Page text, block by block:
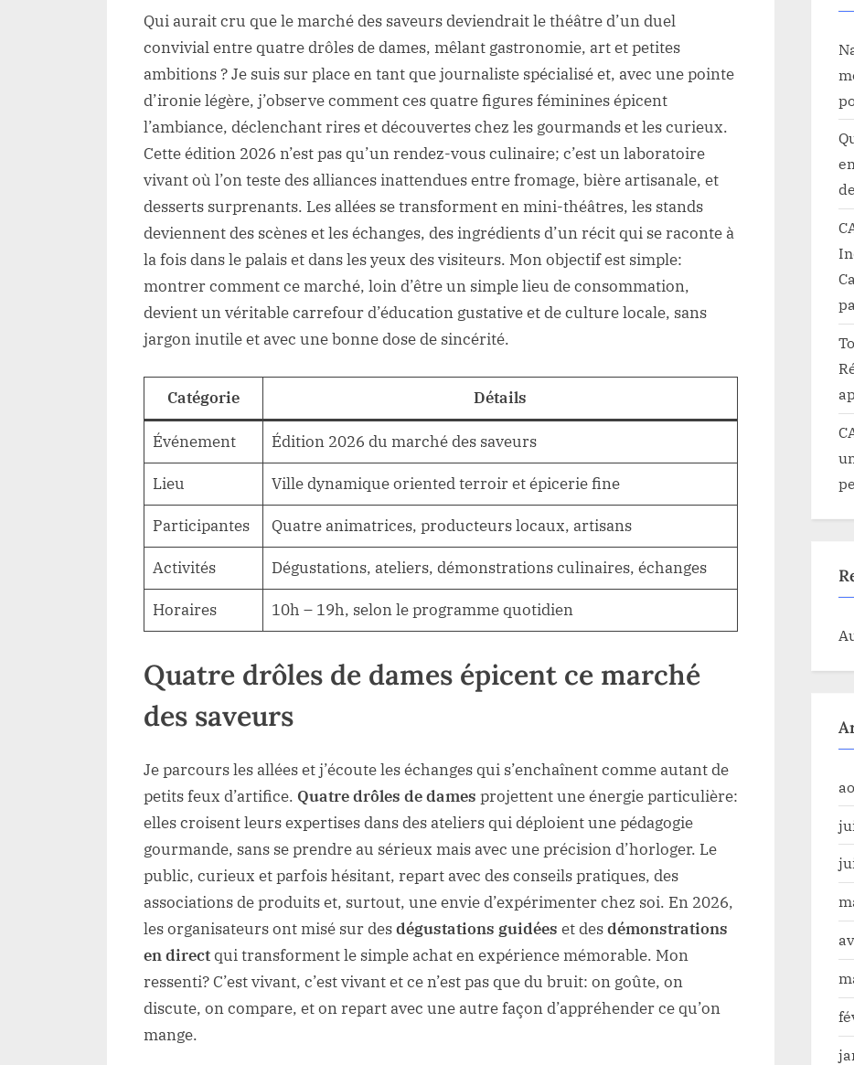
Qui aurait cru que le marché des saveurs deviendrait le théâtre d’un duel
convivial entre quatre drôles de dames, mêlant gastronomie, art et petites
ambitions ? Je suis sur place en tant que journaliste spécialisé et, avec une pointe
d’ironie légère, j’observe comment ces quatre figures féminines épicent
l’ambiance, déclenchant rires et découvertes chez les gourmands et les curieux.
Cette édition 2026 n’est pas qu’un rendez-vous culinaire; c’est un laboratoire
vivant où l’on teste des alliances inattendues entre fromage, bière artisanale, et
desserts surprenants. Les allées se transforment en mini-théâtres, les stands
deviennent des scènes et les échanges, des ingrédients d’un récit qui se raconte à
la fois dans le palais et dans les yeux des visiteurs. Mon objectif est simple:
montrer comment ce marché, loin d’être un simple lieu de consommation,
devient un véritable carrefour d’éducation gustative et de culture locale, sans
jargon inutile et avec une bonne dose de sincérité.
Catégorie Détails
Événement Édition 2026 du marché des saveurs
Lieu Ville dynamique oriented terroir et épicerie fine
Participantes Quatre animatrices, producteurs locaux, artisans
Activités Dégustations, ateliers, démonstrations culinaires, échanges
Horaires 10h – 19h, selon le programme quotidien
Quatre drôles de dames épicent ce marché
des saveurs
Je parcours les allées et j’écoute les échanges qui s’enchaînent comme autant de
petits feux d’artifice. Quatre drôles de dames projettent une énergie particulière:
elles croisent leurs expertises dans des ateliers qui déploient une pédagogie
gourmande, sans se prendre au sérieux mais avec une précision d’horloger. Le
public, curieux et parfois hésitant, repart avec des conseils pratiques, des
associations de produits et, surtout, une envie d’expérimenter chez soi. En 2026,
les organisateurs ont misé sur desdégustations guidées et desdémonstrations
en directqui transforment le simple achat en expérience mémorable. Mon
ressenti? C’est vivant, c’est vivant et ce n’est pas que du bruit: on goûte, on
discute, on compare, et on repart avec une autre façon d’appréhender ce qu’on
mange.